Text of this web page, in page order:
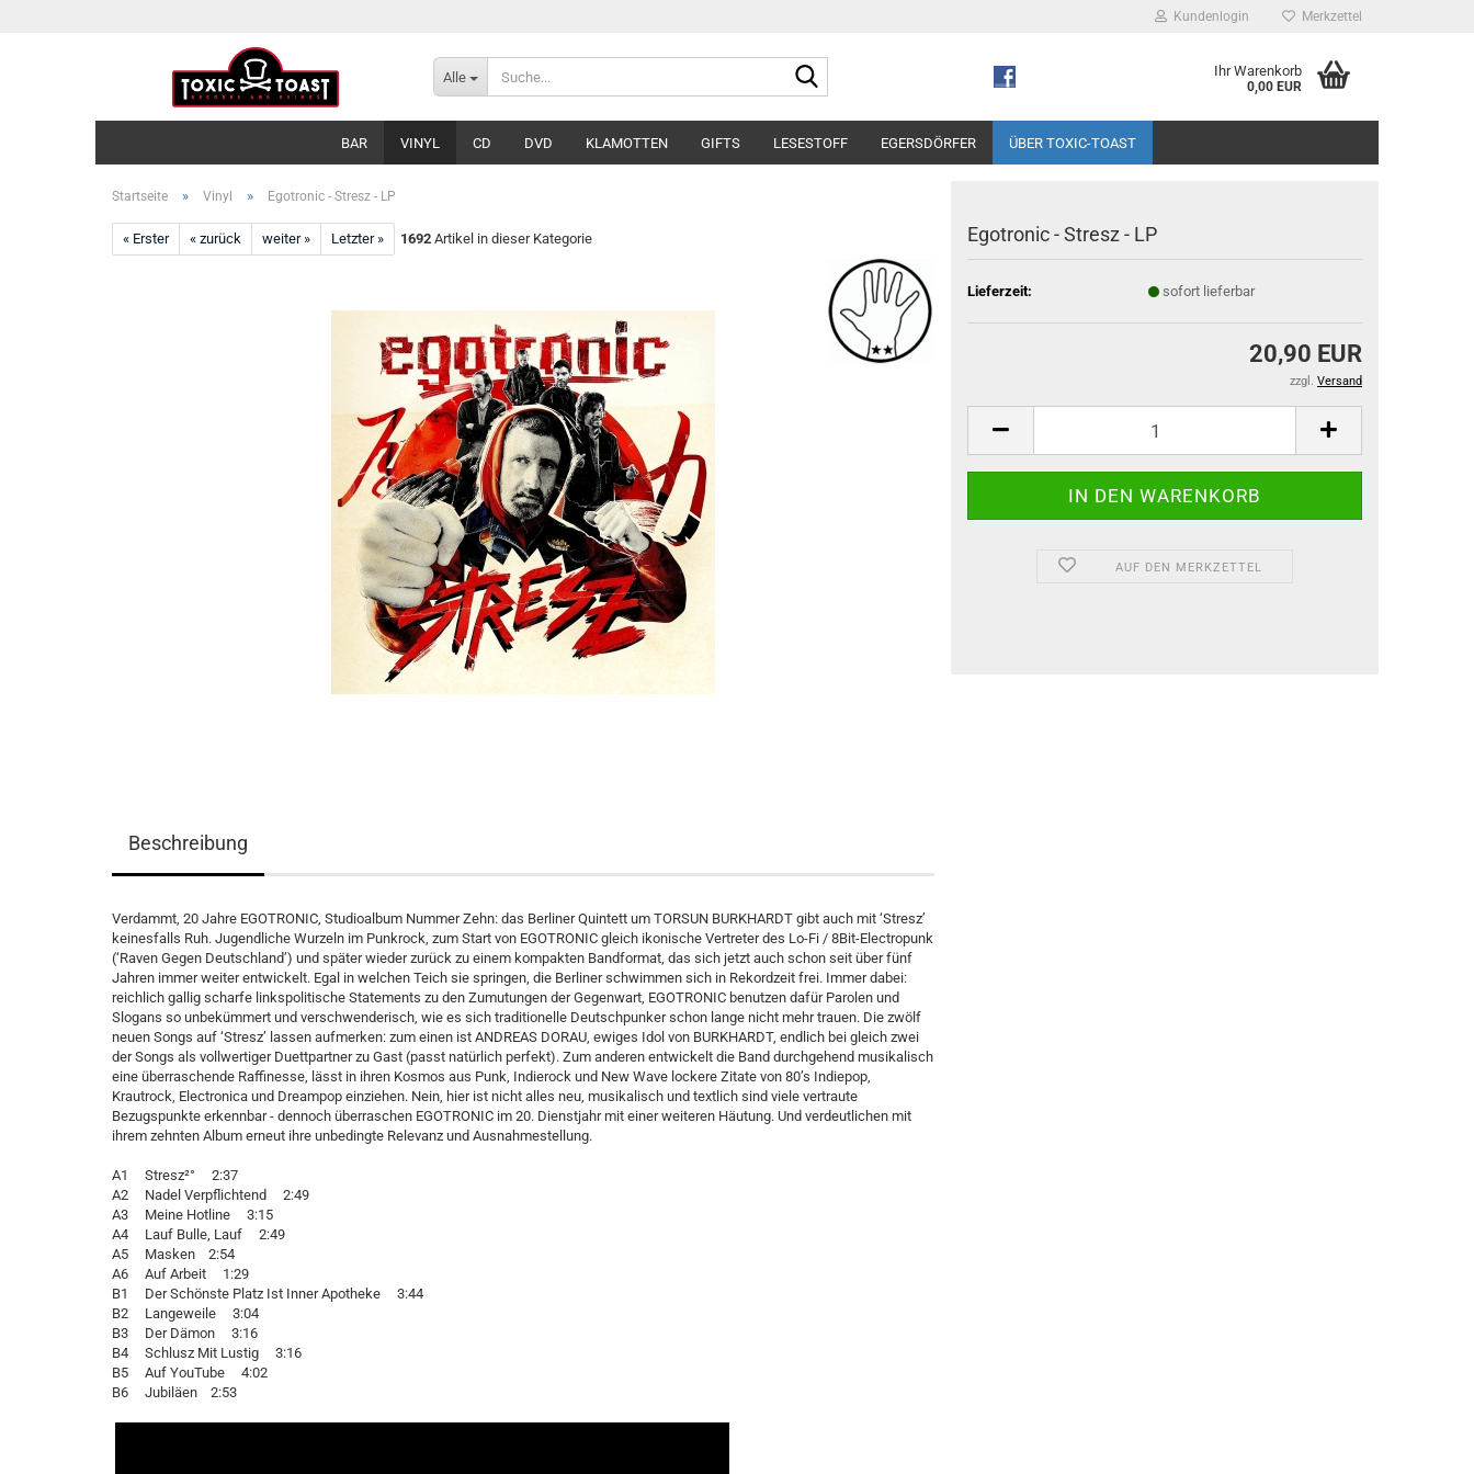
Kundenlogin Merkzettel
Alle Ihr Warenkorb
0,00 EUR
BAR VINYL CD DVD KLAMOTTEN GIFTS LESESTOFF EGERSDÖRFER ÜBER TOXIC-TOAST
Startseite » Vinyl » Egotronic - Stresz - LP
« Erster « zurück weiter » Letzter » 1692 Artikel in dieser Kategorie Egotronic - Stresz - LP
Lieferzeit: sofort lieferbar
20,90 EUR
zzgl. Versand
AUF DEN MERKZETTEL
Beschreibung
Verdammt, 20 Jahre EGOTRONIC, Studioalbum Nummer Zehn: das Berliner Quintett um TORSUN BURKHARDT gibt auch mit ‘Stresz’
keinesfalls Ruh. Jugendliche Wurzeln im Punkrock, zum Start von EGOTRONIC gleich ikonische Vertreter des Lo-Fi / 8Bit-Electropunk
(‘Raven Gegen Deutschland’) und später wieder zurück zu einem kompakten Bandformat, das sich jetzt auch schon seit über fünf
Jahren immer weiter entwickelt. Egal in welchen Teich sie springen, die Berliner schwimmen sich in Rekordzeit frei. Immer dabei:
reichlich gallig scharfe linkspolitische Statements zu den Zumutungen der Gegenwart, EGOTRONIC benutzen dafür Parolen und
Slogans so unbekümmert und verschwenderisch, wie es sich traditionelle Deutschpunker schon lange nicht mehr trauen. Die zwölf
neuen Songs auf ‘Stresz’ lassen aufmerken: zum einen ist ANDREAS DORAU, ewiges Idol von BURKHARDT, endlich bei gleich zwei
der Songs als vollwertiger Duettpartner zu Gast (passt natürlich perfekt). Zum anderen entwickelt die Band durchgehend musikalisch
eine überraschende Raffinesse, lässt in ihren Kosmos aus Punk, Indierock und New Wave lockere Zitate von 80’s Indiepop,
Krautrock, Electronica und Dreampop einziehen. Nein, hier ist nicht alles neu, musikalisch und textlich sind viele vertraute
Bezugspunkte erkennbar - dennoch überraschen EGOTRONIC im 20. Dienstjahr mit einer weiteren Häutung. Und verdeutlichen mit
ihrem zehnten Album erneut ihre unbedingte Relevanz und Ausnahmestellung.
A1 Stresz²° 2:37
A2 Nadel Verpflichtend 2:49
A3 Meine Hotline 3:15
A4 Lauf Bulle, Lauf 2:49
A5 Masken 2:54
A6 Auf Arbeit 1:29
B1 Der Schönste Platz Ist Inner Apotheke 3:44
B2 Langeweile 3:04
B3 Der Dämon 3:16
B4 Schlusz Mit Lustig 3:16
B5 Auf YouTube 4:02
B6 Jubiläen 2:53